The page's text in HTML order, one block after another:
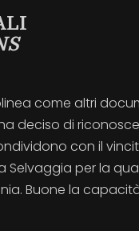
come altri
deciso di
con il
Selvaggia per la
Buone la